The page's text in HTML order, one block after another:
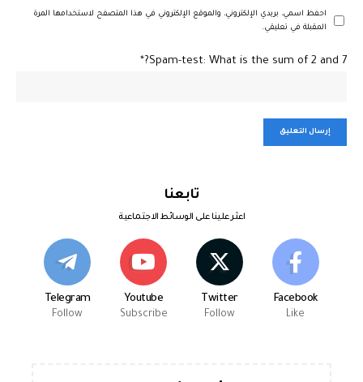
احفظ اسمي، بريدي الإلكتروني، والموقع الإلكتروني في هذا المتصفح لاستخدامها المرة
المقبلة في تعليقي.
Spam-test: What is the sum of 2 and 7?*
تابعنا
اعثر علينا على الوسائط الاجتماعية
Facebook
Like
Twitter
Follow
Youtube
Subscribe
Telegram
Follow